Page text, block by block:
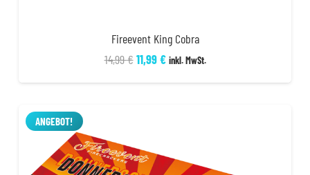
Fireevent King Cobra
14,99€ Ursprünglicher
11,99€Aktueller
inkl. MwSt.
ANGEBOT!